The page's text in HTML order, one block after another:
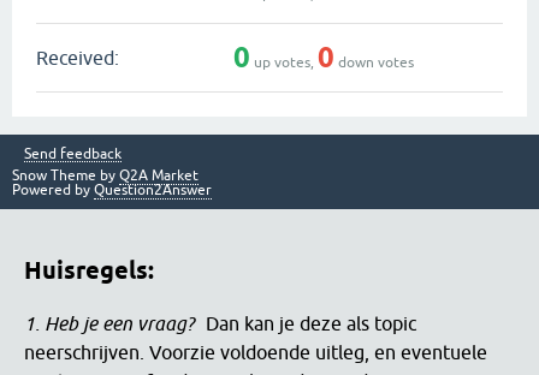
Received: 0 up votes, 0 down votes
Send feedback
Snow Theme by Q2A Market
Powered by Question2Answer
Huisregels:
1. Heb je een vraag?
Dan kan je deze als topic
neerschrijven. Voorzie voldoende uitleg, en eventuele